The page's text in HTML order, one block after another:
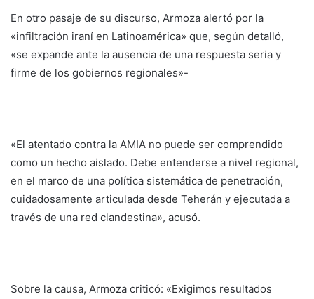
En otro pasaje de su discurso, Armoza alertó por la
«infiltración iraní en Latinoamérica» que, según detalló,
«se expande ante la ausencia de una respuesta seria y
firme de los gobiernos regionales»-
«El atentado contra la AMIA no puede ser comprendido
como un hecho aislado. Debe entenderse a nivel regional,
en el marco de una política sistemática de penetración,
cuidadosamente articulada desde Teherán y ejecutada a
través de una red clandestina», acusó.
Sobre la causa, Armoza criticó: «Exigimos resultados